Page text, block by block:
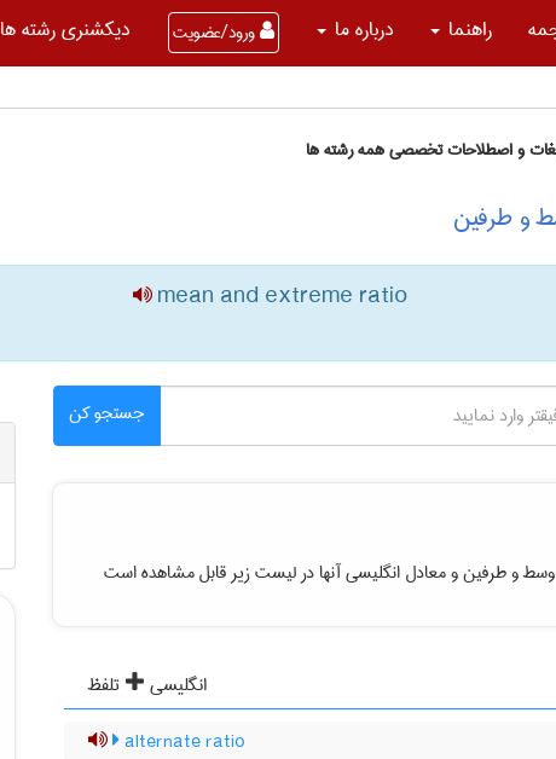
راهنما درباره ما ورود/عضویت دیکشنری رشته ها
و اصطلاحات تخصصی همه رشته ها
و طرفین
mean and extreme ratio
جستجو کن
و طرفینو معادل انگلیسی آنها در لیست زیر قابل مشاهده است
انگلیسی
تلفظ
alternate ratio